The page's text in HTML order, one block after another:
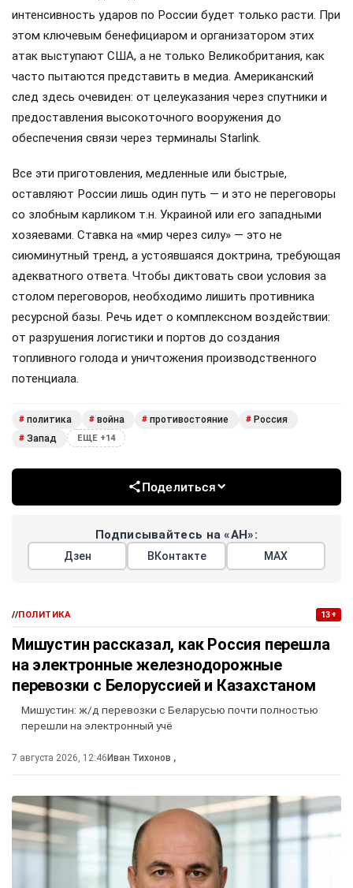
интенсивность ударов по России будет только расти. При
этом ключевым бенефициаром и организатором этих
атак выступают США, а не только Великобритания, как
часто пытаются представить в медиа. Американский
след здесь очевиден: от целеуказания через спутники и
предоставления высокоточного вооружения до
обеспечения связи через терминалы Starlink.
Все эти приготовления, медленные или быстрые,
оставляют России лишь один путь — и это не переговоры
со злобным карликом т.н. Украиной или его западными
хозяевами. Ставка на «мир через силу» — это не
сиюминутный тренд, а устоявшаяся доктрина, требующая
адекватного ответа. Чтобы диктовать свои условия за
столом переговоров, необходимо лишить противника
ресурсной базы. Речь идет о комплексном воздействии:
от разрушения логистики и портов до создания
топливного голода и уничтожения производственного
потенциала.
# политика # война # противостояние # Россия
# Запад ЕЩЕ +14
Поделиться
Подписывайтесь на «АН»:
Дзен ВКонтакте МАХ
//ПОЛИТИКА 13+
Мишустин рассказал, как Россия перешла
на электронные железнодорожные
перевозки с Белоруссией и Казахстаном
Мишустин: ж/д перевозки с Беларусью почти полностью
перешли на электронный учё
7 августа 2026, 12:46Иван Тихонов ,